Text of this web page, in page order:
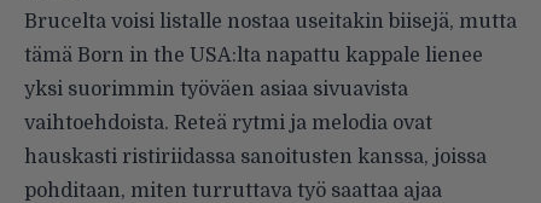
Brucelta voisi listalle nostaa useitakin biisejä, mutta
tämä Born in the USA:lta napattu kappale lienee
yksi suorimmin työväen asiaa sivuavista
vaihtoehdoista. Reteä rytmi ja melodia ovat
hauskasti ristiriidassa sanoitusten kanssa, joissa
pohditaan, miten turruttava työ saattaa ajaa